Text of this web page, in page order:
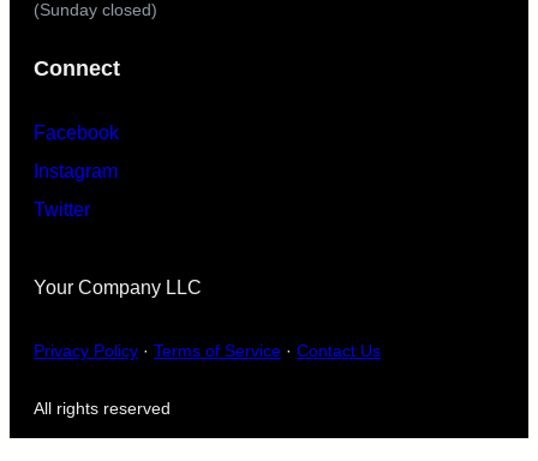
(Sunday closed)
Connect
Facebook
Instagram
Twitter
Your Company LLC
Privacy Policy · Terms of Service · Contact Us
All rights reserved